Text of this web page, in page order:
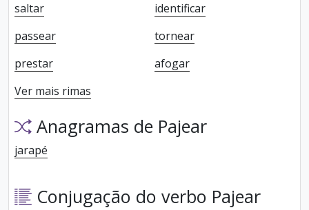
saltar
identificar
passear
tornear
prestar
afogar
Ver mais rimas
Anagramas de Pajear
jarapé
Conjugação do verbo Pajear